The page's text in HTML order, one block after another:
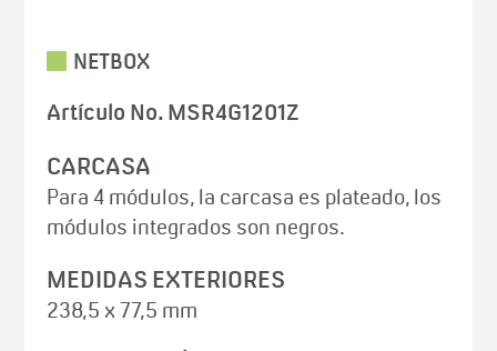
NETBOX
Artículo No. MSR4G1201Z
CARCASA
Para 4 módulos, la carcasa es plateado, los
módulos integrados son negros.
MEDIDAS EXTERIORES
238,5 x 77,5 mm